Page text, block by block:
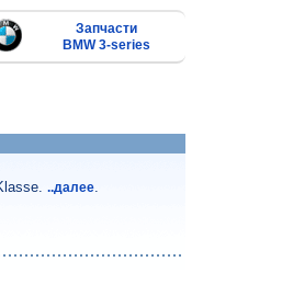
Запчасти
BMW 3-series
..далее.